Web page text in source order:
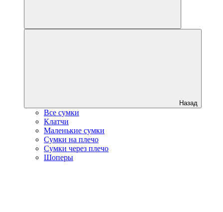
Назад
Все сумки
Клатчи
Маленькие сумки
Сумки на плечо
Сумки через плечо
Шоперы